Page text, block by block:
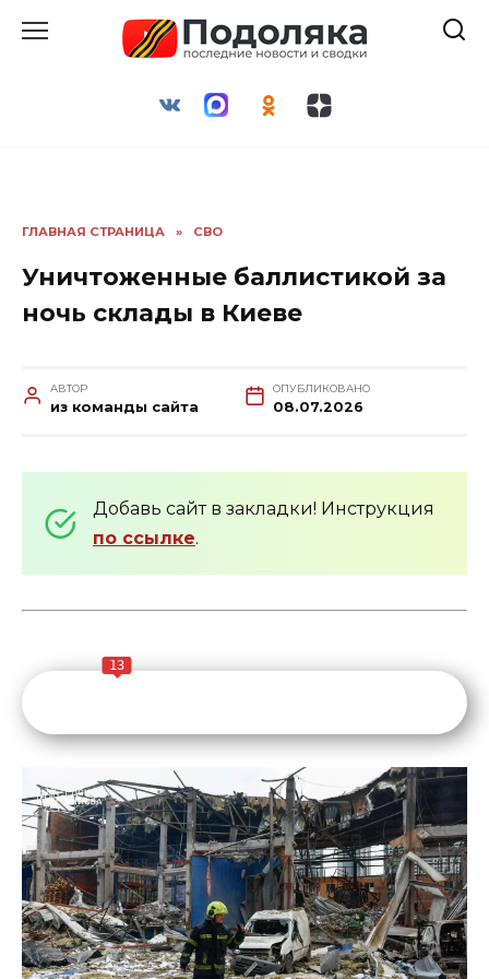
ГЛАВНАЯ СТРАНИЦА » СВО
Уничтоженные баллистикой за
ночь склады в Киеве
АВТОР
из команды сайта
ОПУБЛИКОВАНО
08.07.2026
Добавь сайт в закладки! Инструкция
по ссылке.
13